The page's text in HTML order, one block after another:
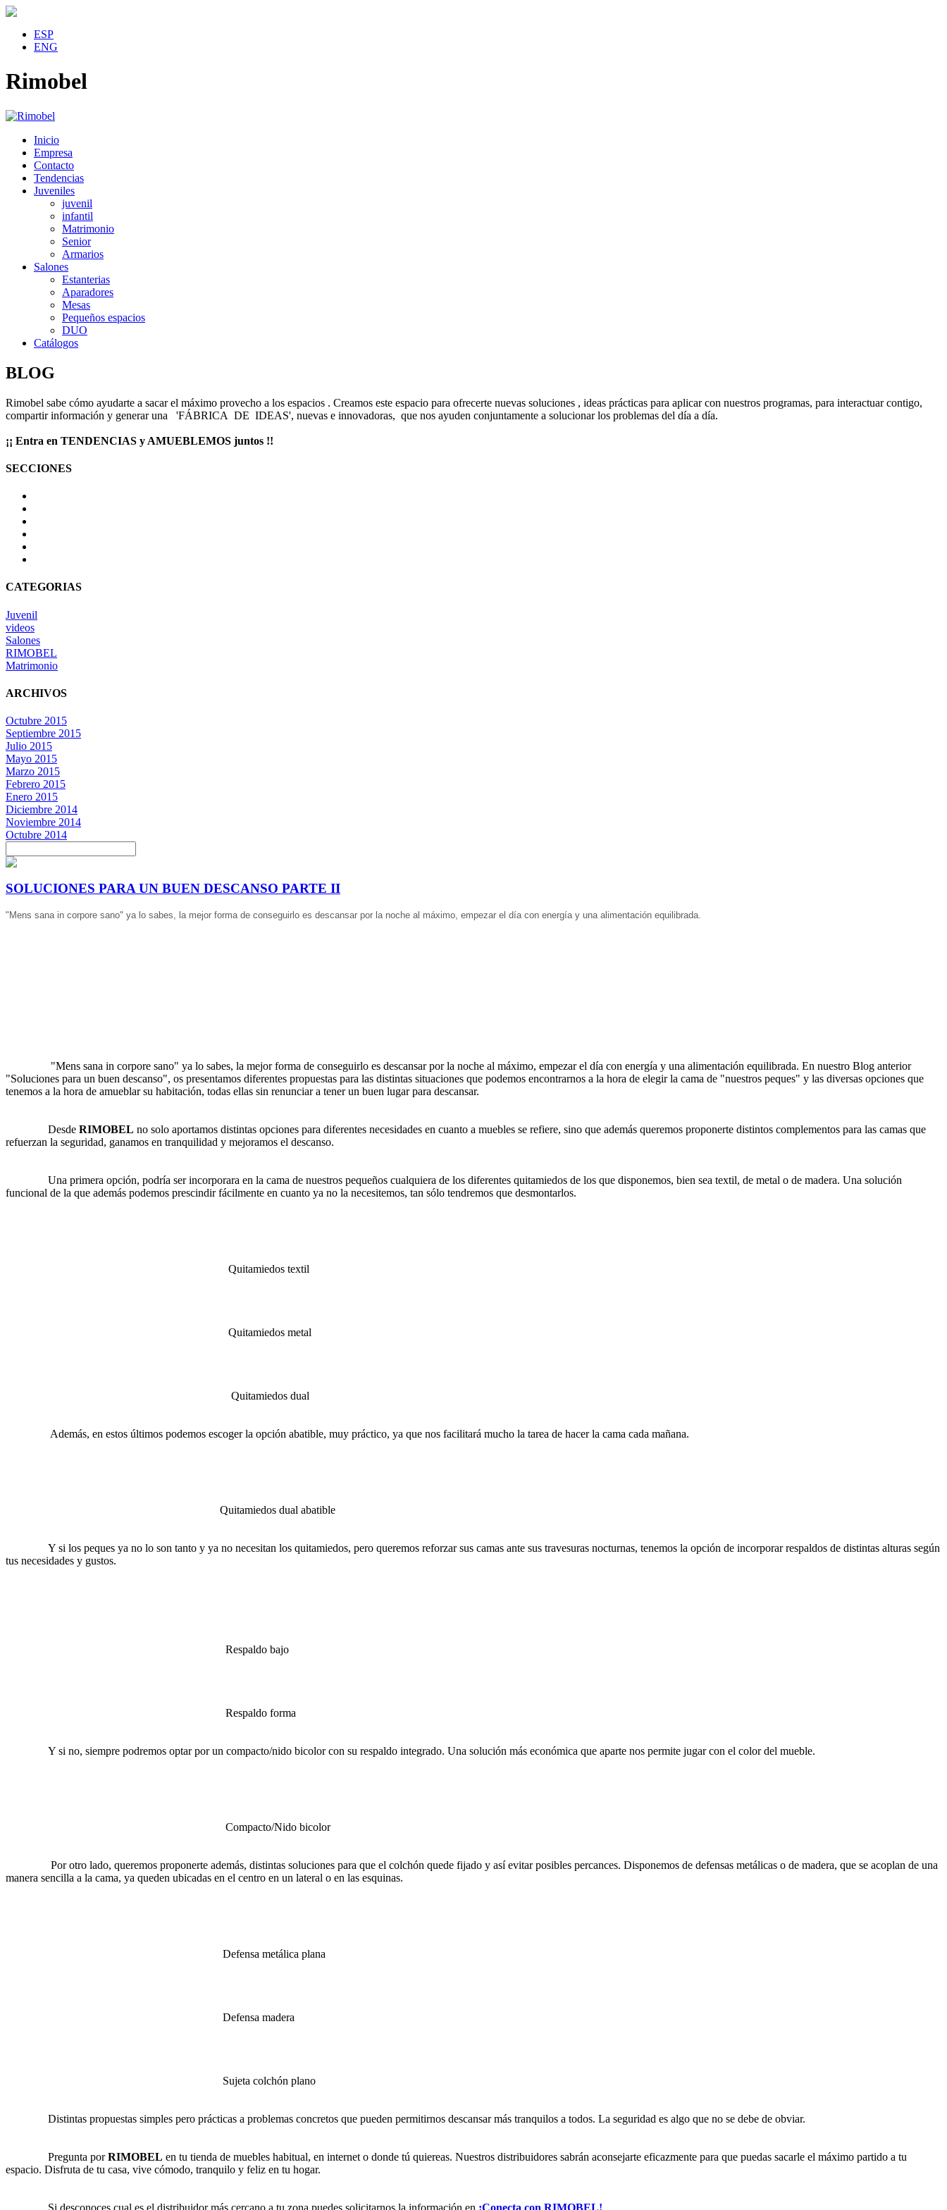
ESP
ENG
Rimobel
Inicio
Empresa
Contacto
Tendencias
Juveniles
juvenil
infantil
Matrimonio
Senior
Armarios
Salones
Estanterias
Aparadores
Mesas
Pequeños espacios
DUO
Catálogos
BLOG
Rimobel sabe cómo ayudarte a sacar el máximo provecho a los espacios . Creamos este espacio para ofrecerte nuevas soluciones , ideas prácticas para aplicar con nuestros programas, para interactuar contigo,
compartir información y generar una 'FÁBRICA DE IDEAS', nuevas e innovadoras, que nos ayuden conjuntamente a solucionar los problemas del día a día.
¡¡ Entra en TENDENCIAS y AMUEBLEMOS juntos !!
SECCIONES
CATEGORIAS
Juvenil
videos
Salones
RIMOBEL
Matrimonio
ARCHIVOS
Octubre 2015
Septiembre 2015
Julio 2015
Mayo 2015
Marzo 2015
Febrero 2015
Enero 2015
Diciembre 2014
Noviembre 2014
Octubre 2014
SOLUCIONES PARA UN BUEN DESCANSO PARTE II
"Mens sana in corpore sano" ya lo sabes, la mejor forma de conseguirlo es descansar por la noche al máximo, empezar el día con energía y una alimentación equilibrada.
"Mens sana in corpore sano" ya lo sabes, la mejor forma de conseguirlo es descansar por la noche al máximo, empezar el día con energía y una alimentación equilibrada. En nuestro Blog anterior
"Soluciones para un buen descanso", os presentamos diferentes propuestas para las distintas situaciones que podemos encontrarnos a la hora de elegir la cama de "nuestros peques" y las diversas opciones que
tenemos a la hora de amueblar su habitación, todas ellas sin renunciar a tener un buen lugar para descansar.
Desde RIMOBEL no solo aportamos distintas opciones para diferentes necesidades en cuanto a muebles se refiere, sino que además queremos proponerte distintos complementos para las camas que
refuerzan la seguridad, ganamos en tranquilidad y mejoramos el descanso.
Una primera opción, podría ser incorporara en la cama de nuestros pequeños cualquiera de los diferentes quitamiedos de los que disponemos, bien sea textil, de metal o de madera. Una solución
funcional de la que además podemos prescindir fácilmente en cuanto ya no la necesitemos, tan sólo tendremos que desmontarlos.
Quitamiedos textil
Quitamiedos metal
Quitamiedos dual
Además, en estos últimos podemos escoger la opción abatible, muy práctico, ya que nos facilitará mucho la tarea de hacer la cama cada mañana.
Quitamiedos dual abatible
Y si los peques ya no lo son tanto y ya no necesitan los quitamiedos, pero queremos reforzar sus camas ante sus travesuras nocturnas, tenemos la opción de incorporar respaldos de distintas alturas según
tus necesidades y gustos.
Respaldo bajo
Respaldo forma
Y si no, siempre podremos optar por un compacto/nido bicolor con su respaldo integrado. Una solución más económica que aparte nos permite jugar con el color del mueble.
Compacto/Nido bicolor
Por otro lado, queremos proponerte además, distintas soluciones para que el colchón quede fijado y así evitar posibles percances. Disponemos de defensas metálicas o de madera, que se acoplan de una
manera sencilla a la cama, ya queden ubicadas en el centro en un lateral o en las esquinas.
Defensa metálica plana
Defensa madera
Sujeta colchón plano
Distintas propuestas simples pero prácticas a problemas concretos que pueden permitirnos descansar más tranquilos a todos. La seguridad es algo que no se debe de obviar.
Pregunta porRIMOBEL en tu tienda de muebles habitual, en internet o donde tú quiereas. Nuestros distribuidores sabrán aconsejarte eficazmente para que puedas sacarle el máximo partido a tu
espacio. Disfruta de tu casa, vive cómodo, tranquilo y feliz en tu hogar.
Si desconoces cual es el distribuidor más cercano a tu zona puedes solicitarnos la información en ¡Conecta con RIMOBEL!